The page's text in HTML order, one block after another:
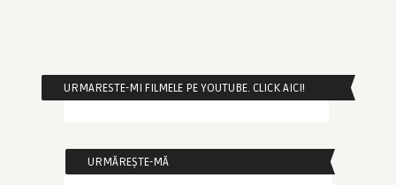
URMARESTE-MI FILMELE PE YOUTUBE. CLICK AICI!
URMĂREȘTE-MĂ